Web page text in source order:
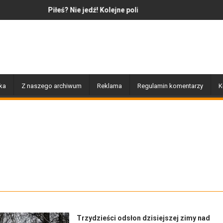
Kolejne policyjne działania „Trzeźwość”Jazz to nie tylko muzyka – to
Z naszego archiwum Reklama Regulamin komentarzy
Trzydzieści odsłon dzisiejszej zimy nad